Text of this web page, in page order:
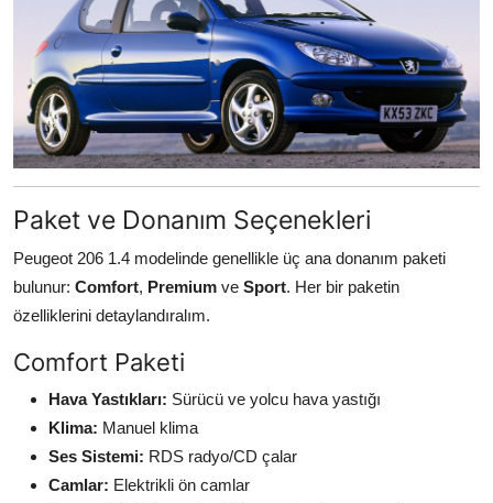
Paket ve Donanım Seçenekleri
Peugeot 206 1.4 modelinde genellikle üç ana donanım paketi
bulunur: Comfort, Premium ve Sport. Her bir paketin
özelliklerini detaylandıralım.
Comfort Paketi
Hava Yastıkları: Sürücü ve yolcu hava yastığı
Klima: Manuel klima
Ses Sistemi: RDS radyo/CD çalar
Camlar: Elektrikli ön camlar